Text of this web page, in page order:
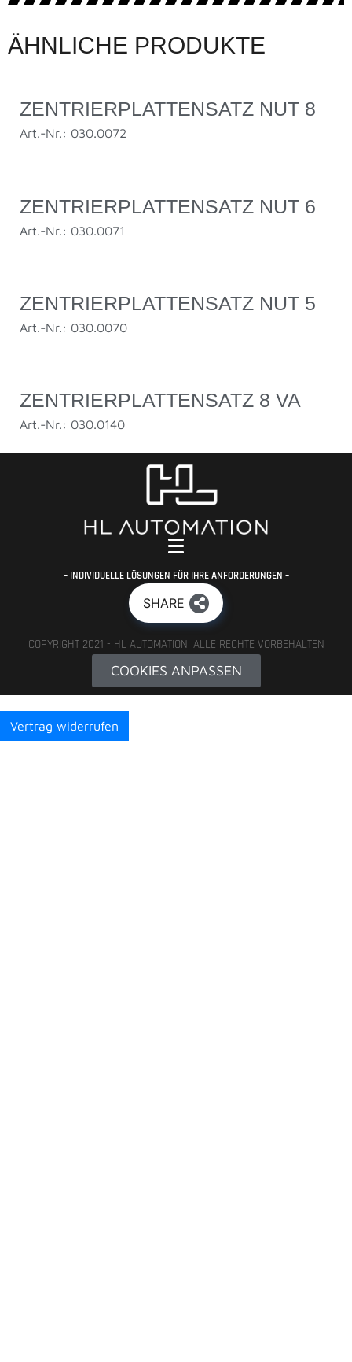
ÄHNLICHE PRODUKTE
ZENTRIERPLATTENSATZ NUT 8
Art.-Nr.: 030.0072
ZENTRIERPLATTENSATZ NUT 6
Art.-Nr.: 030.0071
ZENTRIERPLATTENSATZ NUT 5
Art.-Nr.: 030.0070
ZENTRIERPLATTENSATZ 8 VA
Art.-Nr.: 030.0140
– INDIVIDUELLE LÖSUNGEN FÜR IHRE ANFORDERUNGEN –
SHARE
COPYRIGHT 2021 - HL AUTOMATION. ALLE RECHTE VORBEHALTEN
COOKIES ANPASSEN
Vertrag widerrufen